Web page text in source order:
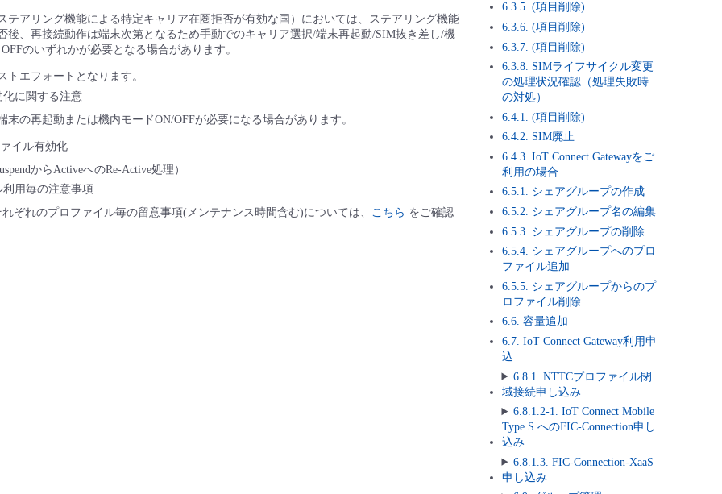
テアリング機能による特定キャリア在圏拒否が有効な国）においては、ステアリング機能
後、再接続動作は端末次第となるため手動でのキャリア選択/端末再起動/SIM抜き差し/機
のいずれかが必要となる場合があります。
トエフォートとなります。
化に関する注意
末の再起動または機内モードON/OFFが必要になる場合があります。
イル有効化
からActiveへのRe-Active処理）
用毎の注意事項
ぞれのプロファイル毎の留意事項(メンテナンス時間含む)については、 こちら をご確認
6.3.5. (項目削除)
6.3.6. (項目削除)
6.3.7. (項目削除)
6.3.8. SIMライフサイクル変更
の処理状況確認（処理失敗時
の対処）
6.4.1. (項目削除)
6.4.2. SIM廃止
6.4.3. IoT Connect Gatewayをご
利用の場合
6.5.1. シェアグループの作成
6.5.2. シェアグループ名の編集
6.5.3. シェアグループの削除
6.5.4. シェアグループへのプロ
ファイル追加
6.5.5. シェアグループからのプ
ロファイル削除
6.6. 容量追加
6.7. IoT Connect Gateway利用申
込
6.8.1. NTTCプロファイル閉
域接続申し込み
6.8.1.2-1. IoT Connect Mobile
Type S へのFIC-Connection申し
込み
6.8.1.3. FIC-Connection-XaaS
申し込み